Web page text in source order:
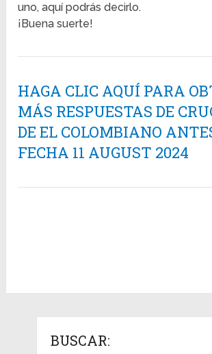
uno, aquí podrás decirlo.
¡Buena suerte!
HAGA CLIC AQUÍ PARA
MÁS RESPUESTAS DE
DE EL COLOMBIANO
FECHA 11 AUGUST 2024
BUSCAR: